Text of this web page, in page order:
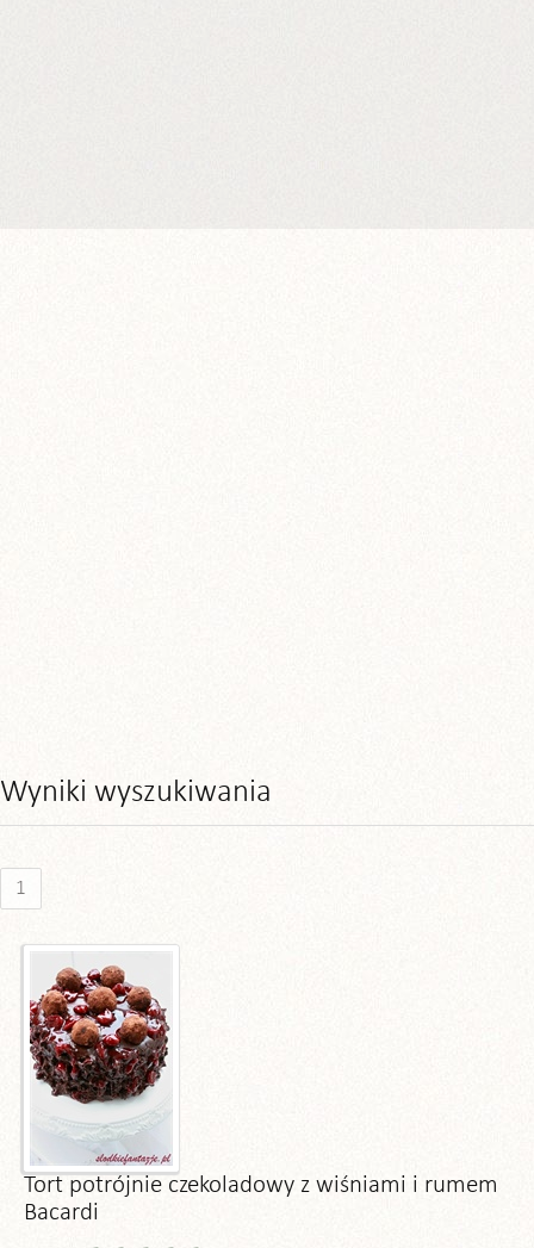
Wyniki wyszukiwania
1
Tort potrójnie czekoladowy z wiśniami i rumem
Bacardi